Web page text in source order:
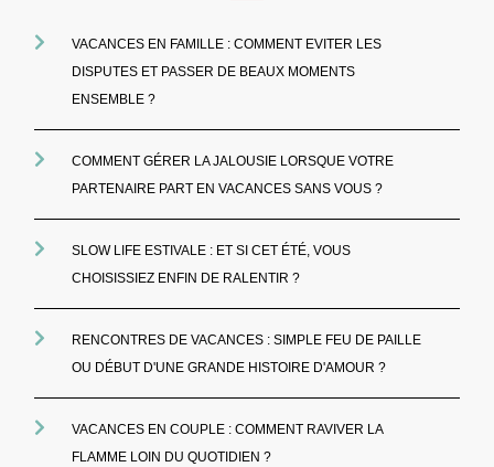
VACANCES EN FAMILLE : COMMENT EVITER LES
DISPUTES ET PASSER DE BEAUX MOMENTS
ENSEMBLE ?
COMMENT GÉRER LA JALOUSIE LORSQUE VOTRE
PARTENAIRE PART EN VACANCES SANS VOUS ?
SLOW LIFE ESTIVALE : ET SI CET ÉTÉ, VOUS
CHOISISSIEZ ENFIN DE RALENTIR ?
RENCONTRES DE VACANCES : SIMPLE FEU DE PAILLE
OU DÉBUT D'UNE GRANDE HISTOIRE D'AMOUR ?
VACANCES EN COUPLE : COMMENT RAVIVER LA
FLAMME LOIN DU QUOTIDIEN ?